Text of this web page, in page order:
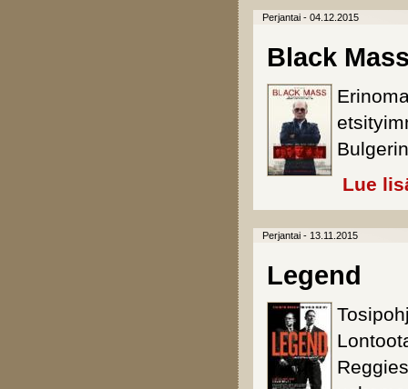
Perjantai - 04.12.2015
Black
Lue
Perjantai - 13.11.2015
Legend